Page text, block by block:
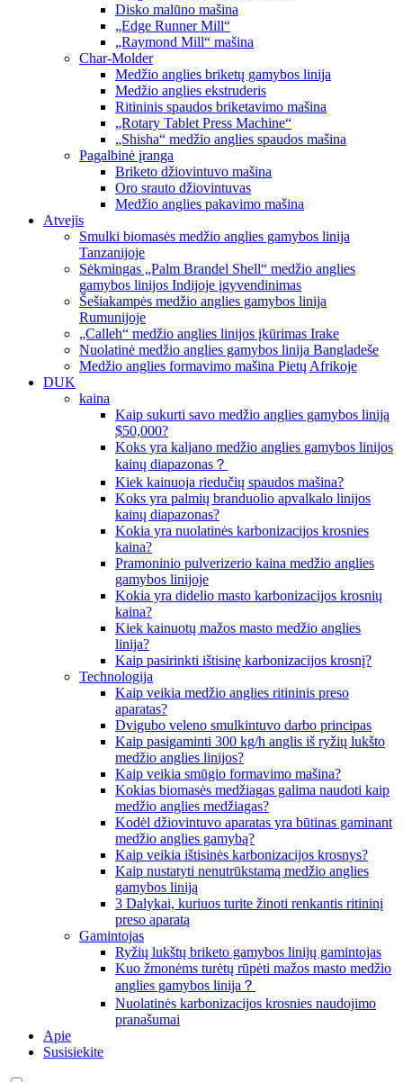
Disko malūno mašina
„Edge Runner Mill“
„Raymond Mill“ mašina
Char-Molder
Medžio anglies briketų gamybos linija
Medžio anglies ekstruderis
Ritininis spaudos briketavimo mašina
„Rotary Tablet Press Machine“
„Shisha“ medžio anglies spaudos mašina
Pagalbinė įranga
Briketo džiovintuvo mašina
Oro srauto džiovintuvas
Medžio anglies pakavimo mašina
Atvejis
Smulki biomasės medžio anglies gamybos linija
Tanzanijoje
Sėkmingas „Palm Brandel Shell“ medžio anglies
gamybos linijos Indijoje įgyvendinimas
Šešiakampės medžio anglies gamybos linija
Rumunijoje
„Calleh“ medžio anglies linijos įkūrimas Irake
Nuolatinė medžio anglies gamybos linija Bangladeše
Medžio anglies formavimo mašina Pietų Afrikoje
DUK
kaina
Kaip sukurti savo medžio anglies gamybos liniją
$50,000?
Koks yra kaljano medžio anglies gamybos linijos
kainų diapazonas？
Kiek kainuoja riedučių spaudos mašina?
Koks yra palmių branduolio apvalkalo linijos
kainų diapazonas?
Kokia yra nuolatinės karbonizacijos krosnies
kaina?
Pramoninio pulverizerio kaina medžio anglies
gamybos linijoje
Kokia yra didelio masto karbonizacijos krosnių
kaina?
Kiek kainuotų mažos masto medžio anglies
linija?
Kaip pasirinkti ištisinę karbonizacijos krosnį?
Technologija
Kaip veikia medžio anglies ritininis preso
aparatas?
Dvigubo veleno smulkintuvo darbo principas
Kaip pasigaminti 300 kg/h anglis iš ryžių lukšto
medžio anglies linijos?
Kaip veikia smūgio formavimo mašina?
Kokias biomasės medžiagas galima naudoti kaip
medžio anglies medžiagas?
Kodėl džiovintuvo aparatas yra būtinas gaminant
medžio anglies gamybą?
Kaip veikia ištisinės karbonizacijos krosnys?
Kaip nustatyti nenutrūkstamą medžio anglies
gamybos liniją
3 Dalykai, kuriuos turite žinoti renkantis ritininį
preso aparatą
Gamintojas
Ryžių lukštų briketo gamybos linijų gamintojas
Kuo žmonėms turėtų rūpėti mažos masto medžio
anglies gamybos linija？
Nuolatinės karbonizacijos krosnies naudojimo
pranašumai
Apie
Susisiekite